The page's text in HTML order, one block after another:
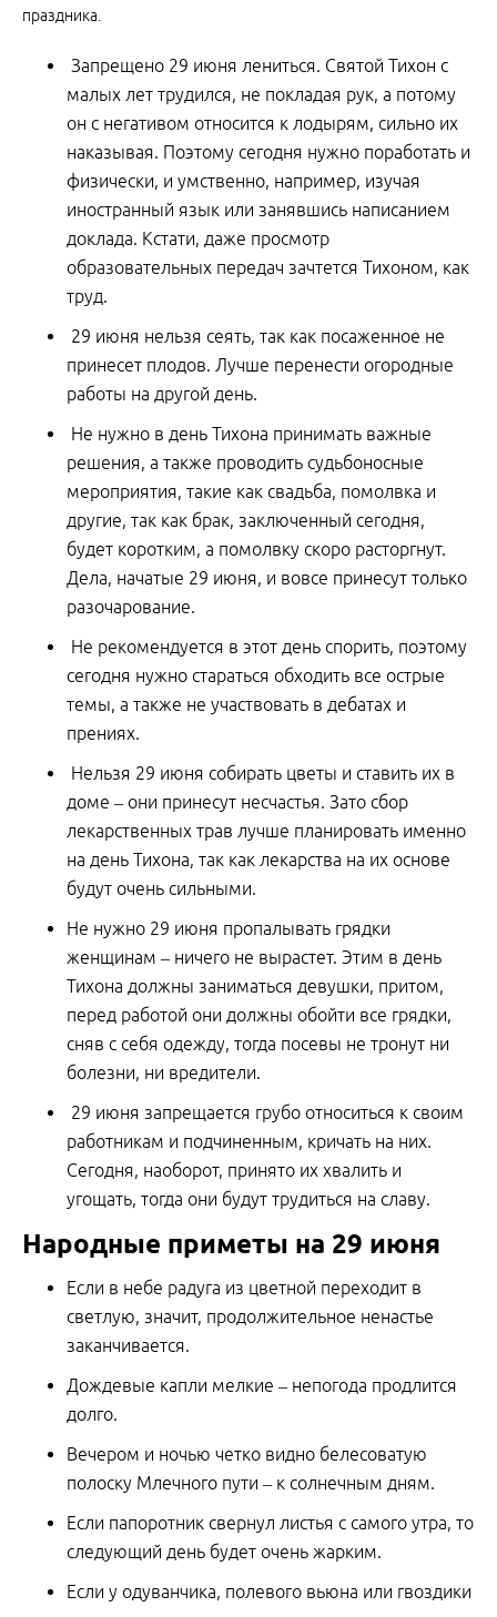
праздника.
Запрещено 29 июня лениться. Святой Тихон с
малых лет трудился, не покладая рук, а потому
он с негативом относится к лодырям, сильно их
наказывая. Поэтому сегодня нужно поработать и
физически, и умственно, например, изучая
иностранный язык или занявшись написанием
доклада. Кстати, даже просмотр
образовательных передач зачтется Тихоном, как
труд.
29 июня нельзя сеять, так как посаженное не
принесет плодов. Лучше перенести огородные
работы на другой день.
Не нужно в день Тихона принимать важные
решения, а также проводить судьбоносные
мероприятия, такие как свадьба, помолвка и
другие, так как брак, заключенный сегодня,
будет коротким, а помолвку скоро расторгнут.
Дела, начатые 29 июня, и вовсе принесут только
разочарование.
Не рекомендуется в этот день спорить, поэтому
сегодня нужно стараться обходить все острые
темы, а также не участвовать в дебатах и
прениях.
Нельзя 29 июня собирать цветы и ставить их в
доме – они принесут несчастья. Зато сбор
лекарственных трав лучше планировать именно
на день Тихона, так как лекарства на их основе
будут очень сильными.
Не нужно 29 июня пропалывать грядки
женщинам – ничего не вырастет. Этим в день
Тихона должны заниматься девушки, притом,
перед работой они должны обойти все грядки,
сняв с себя одежду, тогда посевы не тронут ни
болезни, ни вредители.
29 июня запрещается грубо относиться к своим
работникам и подчиненным, кричать на них.
Сегодня, наоборот, принято их хвалить и
угощать, тогда они будут трудиться на славу.
Народные приметы на 29 июня
Если в небе радуга из цветной переходит в
светлую, значит, продолжительное ненастье
заканчивается.
Дождевые капли мелкие – непогода продлится
долго.
Вечером и ночью четко видно белесоватую
полоску Млечного пути – к солнечным дням.
Если папоротник свернул листья с самого утра, то
следующий день будет очень жарким.
Если у одуванчика, полевого вьюна или гвоздики